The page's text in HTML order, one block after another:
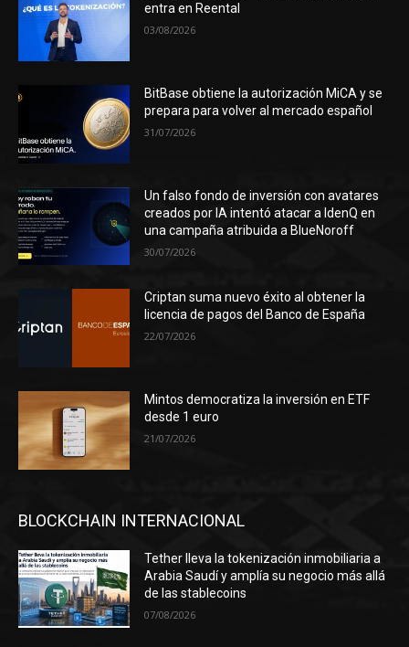
entra en Reental
03/08/2026
BitBase obtiene la autorización MiCA y se
prepara para volver al mercado español
31/07/2026
Un falso fondo de inversión con avatares
creados por IA intentó atacar a IdenQ en
una campaña atribuida a BlueNoroff
30/07/2026
Criptan suma nuevo éxito al obtener la
licencia de pagos del Banco de España
22/07/2026
Mintos democratiza la inversión en ETF
desde 1 euro
21/07/2026
BLOCKCHAIN INTERNACIONAL
Tether lleva la tokenización inmobiliaria a
Arabia Saudí y amplía su negocio más allá
de las stablecoins
07/08/2026